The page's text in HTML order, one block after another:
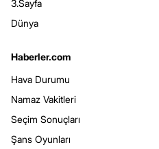
3.Sayfa
Dünya
Haberler.com
Hava Durumu
Namaz Vakitleri
Seçim Sonuçları
Şans Oyunları